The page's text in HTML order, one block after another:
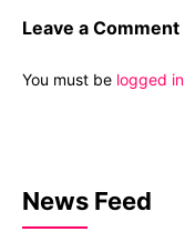
Leave a Comment
You must be logged in
News Feed